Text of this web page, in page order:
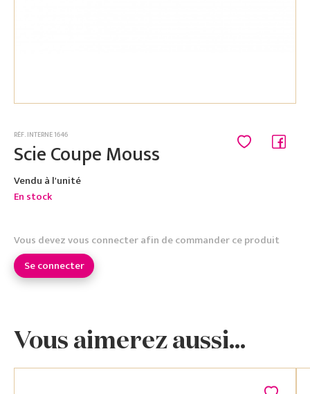
RÉF. INTERNE 1646
Scie Coupe Mouss
Vendu à l'unité
En stock
Vous devez vous connecter afin de commander ce produit
Se connecter
Vous aimerez aussi...